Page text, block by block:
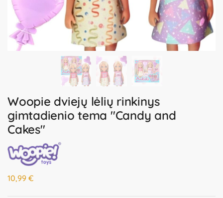
Woopie dviejų lėlių rinkinys
gimtadienio tema "Candy and
Cakes"
10,99 €